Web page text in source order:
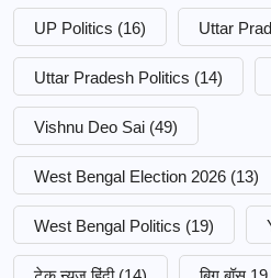
UP Politics (16) Uttar
Uttar Pradesh Politics (14)
Vishnu Deo Sai (49)
West Bengal Election 2026 (13)
West Bengal Politics (19)